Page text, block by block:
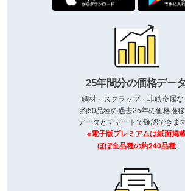
25年間分の価格データ
鋼材・スクラップ・非鉄金属
約50品種の過去25年の価格推
データとチャートで確認できます
※電子版プレミアムは紙面掲
ほぼ全品種の約240品種